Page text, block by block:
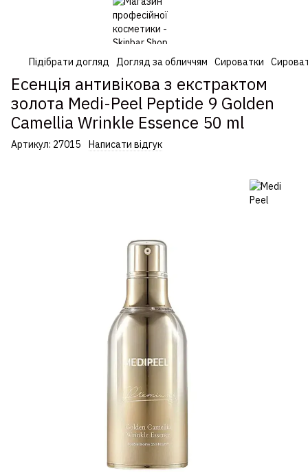
Підібрати догляд Догляд за обличчям Сироватки
Есенція антивікова з екстрактом
золота Medi-Peel Peptide 9 Golden
Camellia Wrinkle Essence 50 ml
Артикул: 27015 Написати відгук